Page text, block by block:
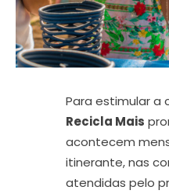
Para estimular a
Recicla Mais
acontecem
itinerante, nas
atendidas pelo